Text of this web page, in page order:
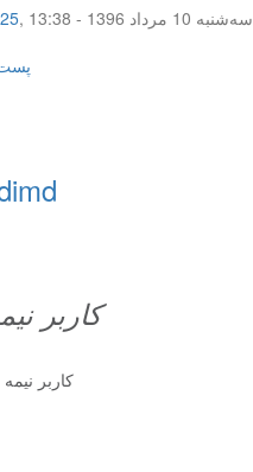
,
سه‌شنبه 10 مرداد 1396 - 13:38
پست
کاربر